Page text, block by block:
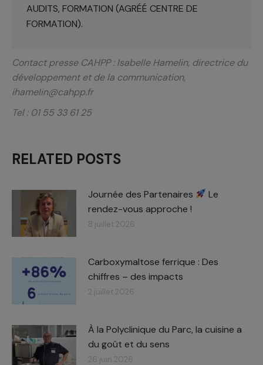
AUDITS, FORMATION (AGRÉÉ CENTRE DE
FORMATION).
Contact presse CAHPP : Isabelle Hamelin, directrice du
développement et de la communication,
ihamelin@cahpp.fr
Tel : 01 55 33 61 25
RELATED POSTS
Journée des Partenaires
Le
rendez-vous approche !
8 juillet 2026
Carboxymaltose ferrique : Des
chiffres – des impacts​
2 juillet 2026
À la Polyclinique du Parc, la cuisine a
du goût et du sens
26 juin 2026